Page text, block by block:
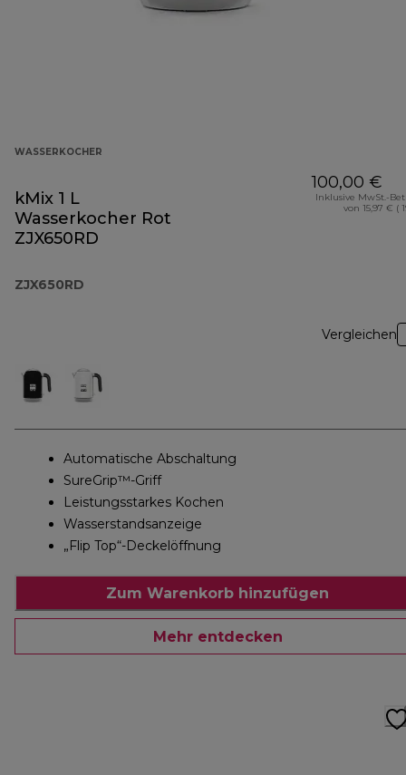
WASSERKOCHER
kMix 1 L
Wasserkocher Rot
ZJX650RD
ZJX650RD
100,00 €
Inklusive MwSt.-
von 15,97 € (
Vergleichen
Automatische Abschaltung
SureGrip™-Griff
Leistungsstarkes Kochen
Wasserstandsanzeige
„Flip Top“-Deckelöffnung
Zum Warenkorb hinzufügen
Mehr entdecken